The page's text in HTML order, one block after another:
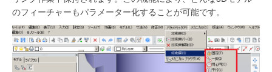
のフィーチャーもパラメーター化することが可能です。